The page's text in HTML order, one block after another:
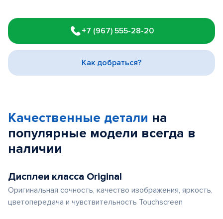
1
of
3
+7 (967) 555-28-20
Как добраться?
Качественные детали на
популярные модели всегда в
наличии
Дисплеи класса Original
Оригинальная сочность, качество изображения, яркость,
цветопередача и чувствительность Touchscreen